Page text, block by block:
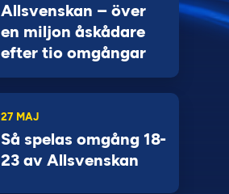
Allsvenskan – över
en miljon åskådare
efter tio omgångar
27 MAJ
Så spelas omgång 18-
23 av Allsvenskan